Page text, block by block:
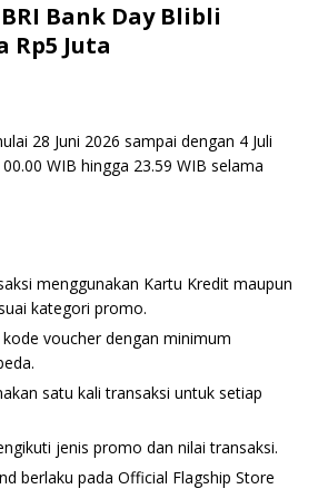
Bank Day Blibli
Rp5 Juta
28 Juni 2026 sampai dengan 4 Juli
WIB hingga 23.59 WIB selama
menggunakan Kartu Kredit maupun
kategori promo.
voucher dengan minimum
satu kali transaksi untuk setiap
jenis promo dan nilai transaksi.
berlaku pada Official Flagship Store